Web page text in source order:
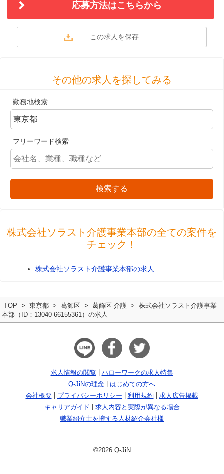
応募方法はこちらから
その他の求人を探してみる
勤務地検索
フリーワード検索
検索する
株式会社ソラスト介護事業本部の全ての案件を
チェック！
株式会社ソラスト介護事業本部の求人
TOP 東京都 葛飾区 葛飾区-介護
株式会社ソラスト介護事業
本部（ID：13040-66155361）の求人
求人情報の閲覧
ハローワークの求人特集
Q-JiNの理念
はじめての方へ
会社概要
プライバシーポリシー 利用規約
求人広告掲載
キャリアガイド
求人内容と実際が異なる場合
職業紹介士を擁する人材紹介会社様
©2026 Q-JiN